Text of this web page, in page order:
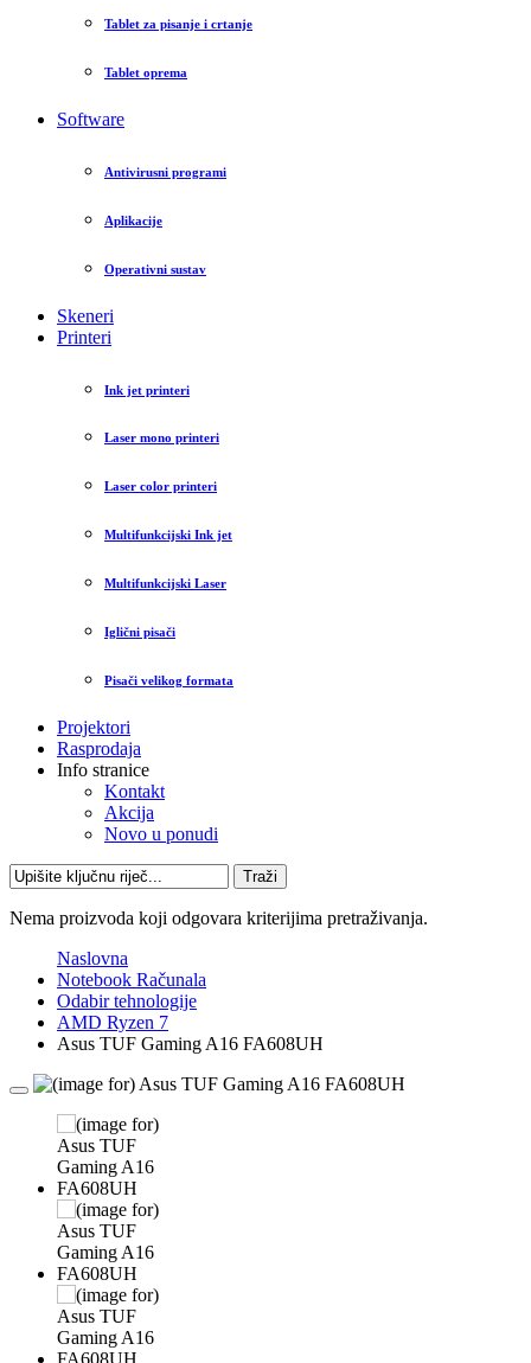
Tablet za pisanje i crtanje
Tablet oprema
Software
Antivirusni programi
Aplikacije
Operativni sustav
Skeneri
Printeri
Ink jet printeri
Laser mono printeri
Laser color printeri
Multifunkcijski Ink jet
Multifunkcijski Laser
Iglični pisači
Pisači velikog formata
Projektori
Rasprodaja
Info stranice
Kontakt
Akcija
Novo u ponudi
Traži
Nema proizvoda koji odgovara kriterijima pretraživanja.
Naslovna
Notebook Računala
Odabir tehnologije
AMD Ryzen 7
Asus TUF Gaming A16 FA608UH